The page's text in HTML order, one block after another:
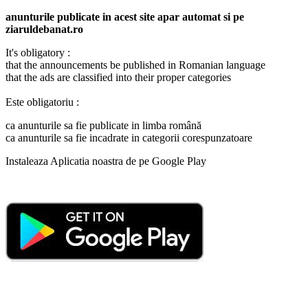
anunturile publicate in acest site apar automat si pe
ziaruldebanat.ro
It's obligatory :
that the announcements be published in Romanian language
that the ads are classified into their proper categories
Este obligatoriu :
ca anunturile sa fie publicate in limba română
ca anunturile sa fie incadrate in categorii corespunzatoare
Instaleaza Aplicatia noastra de pe Google Play